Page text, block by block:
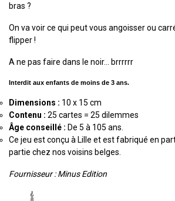
bras ?
On va voir ce qui peut vous angoisser ou
flipper !
A ne pas faire dans le noir... brrrrrr
Interdit aux enfants de moins de 3 ans.
Dimensions : 10 x 15 cm
Contenu : 25 cartes = 25 dilemmes
Âge conseillé : De 5 à 105 ans.
Ce jeu est conçu à Lille et est fabriqué en
partie chez nos voisins belges.
Fournisseur : Minus Edition